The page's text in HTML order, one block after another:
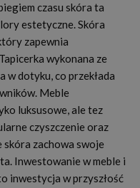
czasu skóra ta
estetyczne. Skóra
zapewnia
wykonana ze
w dotyku, co przekłada
Meble
luksusowe, ale tez
czyszczenie oraz
skóra zachowa swoje
Inwestowanie w meble i
inwestycja w przyszłość